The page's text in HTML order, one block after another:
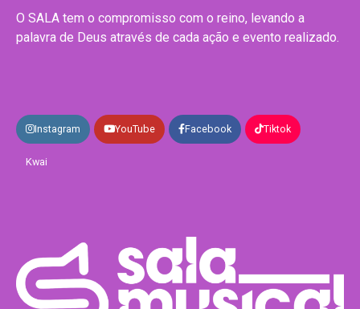
O SALA tem o compromisso com o reino, levando a
palavra de Deus através de cada ação e evento realizado.
Instagram YouTube Facebook Tiktok
Kwai